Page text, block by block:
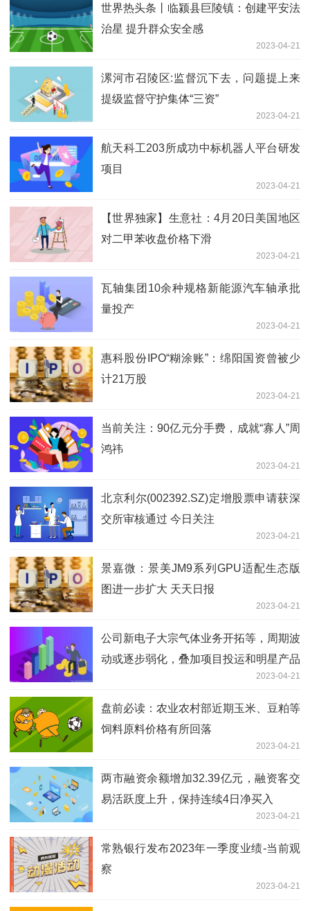
世界热头条丨临颍县巨陵镇：创建平安法
治星 提升群众安全感
2023-04-21
漯河市召陵区:监督沉下去，问题提上来
提级监督守护集体“三资”
2023-04-21
航天科工203所成功中标机器人平台研发
项目
2023-04-21
【世界独家】生意社：4月20日美国地区
对二甲苯收盘价格下滑
2023-04-21
瓦轴集团10余种规格新能源汽车轴承批
量投产
2023-04-21
惠科股份IPO“糊涂账”：绵阳国资曾被少
计21万股
2023-04-21
当前关注：90亿元分手费，成就“寡人”周
鸿祎
2023-04-21
北京利尔(002392.SZ)定增股票申请获深
交所审核通过 今日关注
2023-04-21
景嘉微：景美JM9系列GPU适配生态版
图进一步扩大 天天日报
2023-04-21
公司新电子大宗气体业务开拓等，周期波
动或逐步弱化，叠加项目投运和明星产品
起量，构筑未来增长的三大动力，今年或
是公司盈利弹性最大的一年——4月21日
研报挖矿
2023-04-21
盘前必读：农业农村部近期玉米、豆粕等
饲料原料价格有所回落
2023-04-21
两市融资余额增加32.39亿元，融资客交
易活跃度上升，保持连续4日净买入
2023-04-21
常熟银行发布2023年一季度业绩-当前观
察
2023-04-21